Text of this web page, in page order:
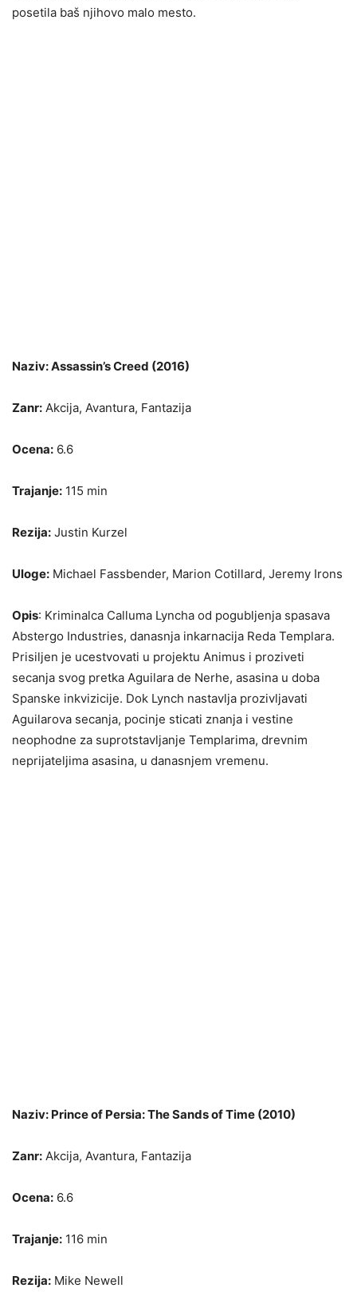
posetila baš njihovo malo mesto.
Naziv: Assassin’s Creed (2016)
Zanr: Akcija, Avantura, Fantazija
Ocena: 6.6
Trajanje: 115 min
Rezija: Justin Kurzel
Uloge: Michael Fassbender, Marion Cotillard, Jeremy Irons
Opis: Kriminalca Calluma Lyncha od pogubljenja spasava
Abstergo Industries, danasnja inkarnacija Reda Templara.
Prisiljen je ucestvovati u projektu Animus i proziveti
secanja svog pretka Aguilara de Nerhe, asasina u doba
Spanske inkvizicije. Dok Lynch nastavlja prozivljavati
Aguilarova secanja, pocinje sticati znanja i vestine
neophodne za suprotstavljanje Templarima, drevnim
neprijateljima asasina, u danasnjem vremenu.
Naziv: Prince of Persia: The Sands of Time (2010)
Zanr: Akcija, Avantura, Fantazija
Ocena: 6.6
Trajanje: 116 min
Rezija: Mike Newell